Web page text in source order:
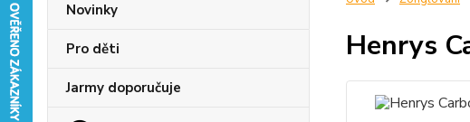
Novinky
Pro děti
Jarmy doporučuje
Henrys